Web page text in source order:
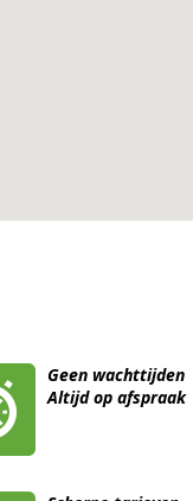
Geen wachttijden
Altijd op afspraak